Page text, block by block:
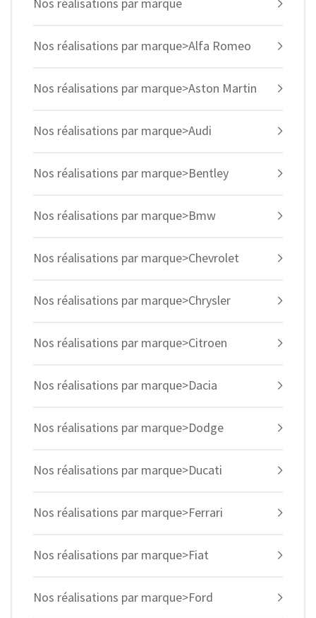
Nos réalisations par marque>Alfa Romeo
Nos réalisations par marque>Aston Martin
Nos réalisations par marque>Audi
Nos réalisations par marque>Bentley
Nos réalisations par marque>Bmw
Nos réalisations par marque>Chevrolet
Nos réalisations par marque>Chrysler
Nos réalisations par marque>Citroen
Nos réalisations par marque>Dacia
Nos réalisations par marque>Dodge
Nos réalisations par marque>Ducati
Nos réalisations par marque>Ferrari
Nos réalisations par marque>Fiat
Nos réalisations par marque>Ford